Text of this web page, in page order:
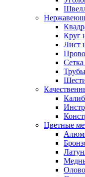
Круг
Лист
Цветные
Олово